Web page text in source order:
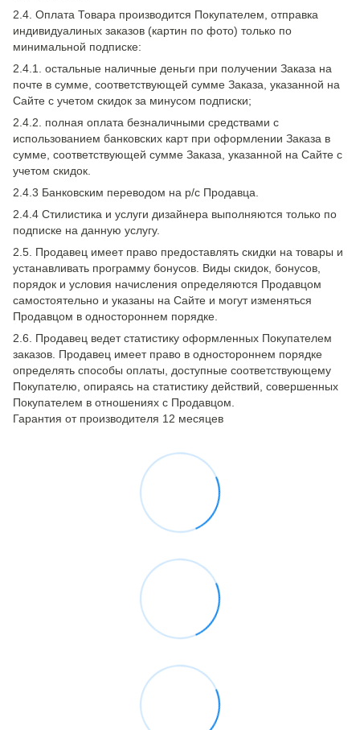
2.4. Оплата Товара производится Покупателем, отправка
индивидуалиных заказов (картин по фото) только по
минимальной подписке:
2.4.1. остальные наличные деньги при получении Заказа на
почте в сумме, соответствующей сумме Заказа, указанной на
Сайте с учетом скидок за минусом подписки;
2.4.2. полная оплата безналичными средствами с
использованием банковских карт при оформлении Заказа в
сумме, соответствующей сумме Заказа, указанной на Сайте с
учетом скидок.
2.4.3 Банковским переводом на р/с Продавца.
2.4.4 Стилистика и услуги дизайнера выполняются только по
подписке на данную услугу.
2.5. Продавец имеет право предоставлять скидки на товары и
устанавливать программу бонусов. Виды скидок, бонусов,
порядок и условия начисления определяются Продавцом
самостоятельно и указаны на Сайте и могут изменяться
Продавцом в одностороннем порядке.
2.6. Продавец ведет статистику оформленных Покупателем
заказов. Продавец имеет право в одностороннем порядке
определять способы оплаты, доступные соответствующему
Покупателю, опираясь на статистику действий, совершенных
Покупателем в отношениях с Продавцом.
Гарантия от производителя 12 месяцев